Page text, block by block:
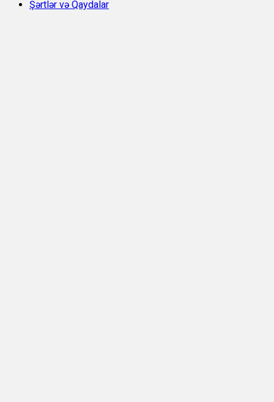
Şərtlər və Qaydalar